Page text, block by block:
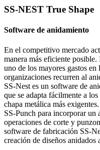
SS-NEST True Shape
Software de anidamiento
En el competitivo mercado
manera más eficiente
uno de los mayores gastos
organizaciones recurren al
SS-Nest es un software de
que se adapta fácilmente a
chapa metálica más
SS-Punch para incorporar un
operaciones de corte y
software de fabricación SS-
creación de diseños anidados